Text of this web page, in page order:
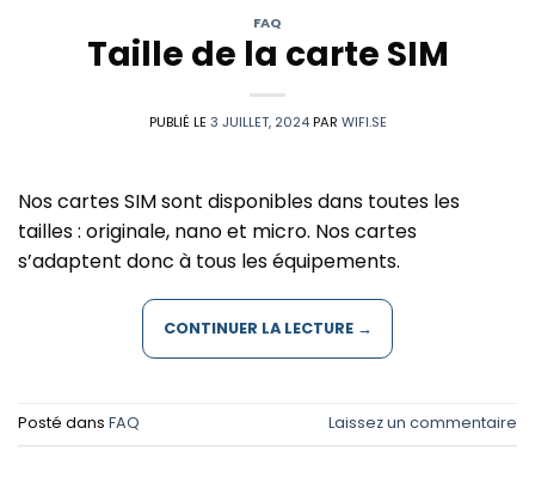
FAQ
Taille de la carte SIM
PUBLIÉ LE3 JUILLET, 2024 PAR WIFI.SE
Nos cartes SIM sont disponibles dans toutes les
tailles : originale, nano et micro. Nos cartes
s’adaptent donc à tous les équipements.
CONTINUER LA LECTURE →
Posté dans FAQ Laissez un commentaire